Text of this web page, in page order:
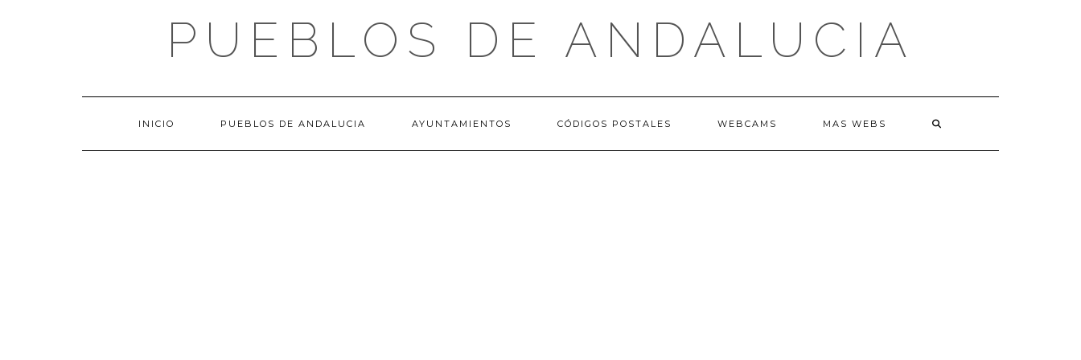
PUEBLOS DE ANDALUCIA
INICIO PUEBLOS DE ANDALUCIA AYUNTAMIENTOS CÓDIGOS POSTALES WEBCAMS MAS WEBS